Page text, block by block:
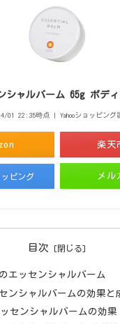
シャルバーム 65g ボデ
01 22:35時点 | Yahooショッピング
楽天
ッピング メル
目次
のエッセンシャルバーム
ンシャルバームの効果と
センシャルバームの効果